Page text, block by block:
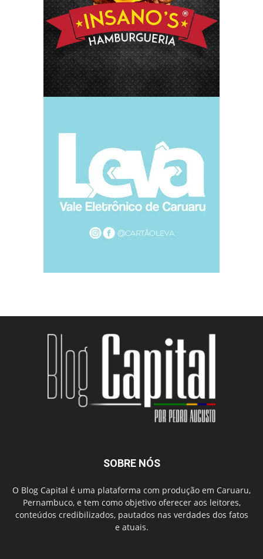
SOBRE NÓS
O Blog Capital é uma plataforma com produção em Caruaru,
Pernambuco, e tem como objetivo oferecer aos leitores,
conteúdos credibilizados, pautados nas verdades dos fatos
e atuais.